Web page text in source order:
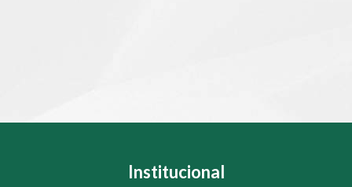
Institucional